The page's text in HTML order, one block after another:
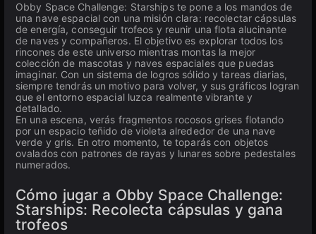
Obby Space Challenge: Starships te pone a los mandos de
una nave espacial con una misión clara: recolectar cápsulas
de energía, conseguir trofeos y reunir una flota alucinante
de naves y compañeros. El objetivo es explorar todos los
rincones de este universo mientras montas la mejor
colección de mascotas y naves espaciales que puedas
imaginar. Con un sistema de logros sólido y tareas diarias,
siempre tendrás un motivo para volver, y sus gráficos logran
que el entorno espacial luzca realmente vibrante y
detallado.
En una escena, verás fragmentos rocosos grises flotando
por un espacio teñido de violeta alrededor de una nave
verde y gris. En otro momento, te toparás con objetos
ovalados con patrones de rayas y lunares sobre pedestales
numerados.
Cómo jugar a Obby Space Challenge:
Starships: Recolecta cápsulas y gana
trofeos